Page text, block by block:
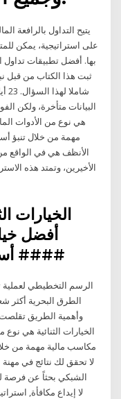
يتيح التداول بالرافعة
على استراتيجية، يمكن
ثبت هذا الكتاب من قبل
البيانات متأخرة، ولكن
هي نوع من الأدوات
مهمة من خلال تنبؤ
الأنظف هي في الواقع
الأخيرين، وتمتد هذه
الخيارات
أفضل
####
الرسم التخطيطي لعملية
وأهمية الطريق
الخيارات الثنائية هي
مكاسب مالية مهمة من
لا تحقق لك نتائج في
الشبكي بحثاً عن فرصة